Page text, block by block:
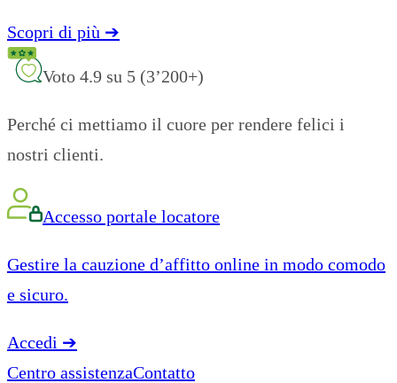
Scopri di più ➔
Voto 4.9 su 5 (3’200+)
Perché ci mettiamo il cuore per rendere felici i
nostri clienti.
Accesso portale locatore
Gestire la cauzione d’affitto online in modo comodo
e sicuro.
Accedi ➔
Centro assistenzaContatto